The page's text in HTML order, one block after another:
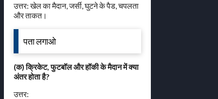
उत्तर: खेल का मैदान, जर्सी, घुटने के पैड, चपलता
और ताकत।
पता लगाओ
(क) क्रिकेट, फुटबॉल और हॉकी के मैदान में क्या
अंतर होता है?
उत्तर: